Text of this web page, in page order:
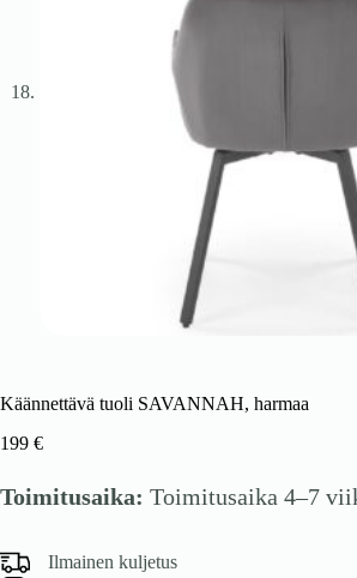
Käännettävä tuoli SAVANNAH, harmaa
199 €
Toimitusaika: Toimitusaika 4–7
Ilmainen kuljetus